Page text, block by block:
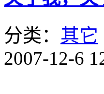
分类： 其它
2007-12-6